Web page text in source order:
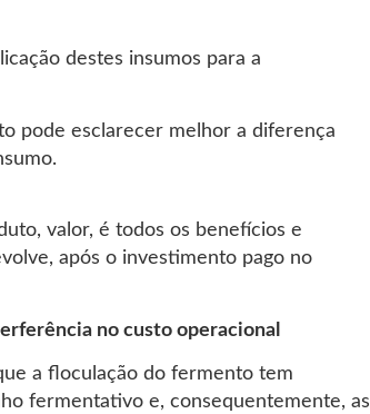
destes insumos para a
pode esclarecer melhor a diferença
valor, é todos os benefícios e
após o investimento pago no
no custo operacional
a floculação do fermento tem
fermentativo e, consequentemente, as